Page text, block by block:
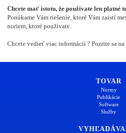
Chcete mať istotu, že používate len platné
Ponúkame Vám riešenie, ktoré Vám zaistí
noriem, ktoré používate.
Chcete vedieť viac informácií ? Pozrite sa na
TOVAR
Normy
Publikácie
Software
Služby